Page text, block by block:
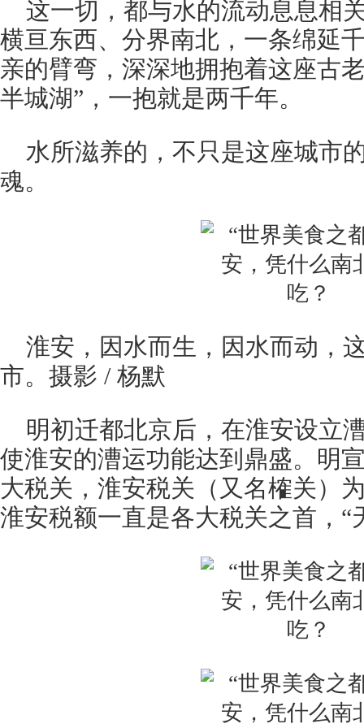
这一切，都与水的流动息息相
横亘东西、分界南北，一条绵延
亲的臂弯，深深地拥抱着这座古
半城湖”，一抱就是两千年。
水所滋养的，不只是这座城市
魂。
淮安，因水而生，因水而动，
市。摄影 / 杨默
明初迁都北京后，在淮安设立
使淮安的漕运功能达到鼎盛。明
大税关，淮安税关（又名榷关）
淮安税额一直是各大税关之首，“